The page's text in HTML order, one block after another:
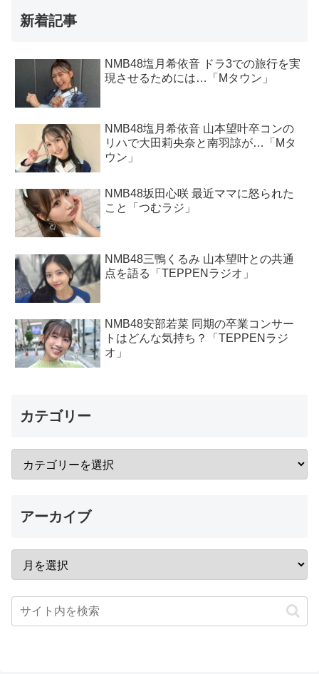
新着記事
NMB48塩月希依音 ドラ3での旅行を実
現させるためには…「Mタウン」
NMB48塩月希依音 山本望叶卒コンの
リハで大田莉央奈と南羽諒が…「Mタ
ウン」
NMB48坂田心咲 最近ママに怒られた
こと「つむラジ」
NMB48三鴨くるみ 山本望叶との共通
点を語る「TEPPENラジオ」
NMB48安部若菜 同期の卒業コンサー
トはどんな気持ち？「TEPPENラジ
オ」
カテゴリー
アーカイブ